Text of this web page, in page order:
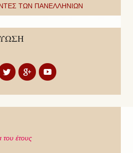
ΤΩΝ ΠΑΝΕΛΛΗΝΙΩΝ
έτους